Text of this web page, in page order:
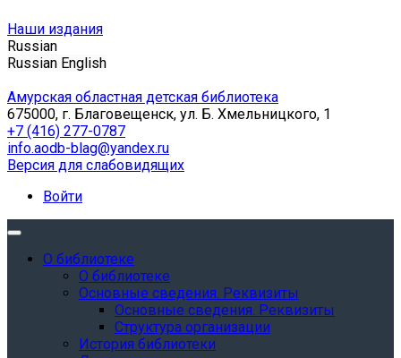
Наши издания
Russian
Russian English
Амурская областная детская библиотека
675000, г. Благовещенск, ул. Б. Хмельницкого, 1
+7 (416) 277-0787
info.aodb-blag@yandex.ru
Версия для слабовидящих
Войти
О библиотеке
О библиотеке
Основные сведения. Реквизиты
Основные сведения. Реквизиты
Структура организации
История библиотеки